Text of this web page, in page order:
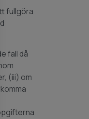
fullgöra
fall då
(iii) om